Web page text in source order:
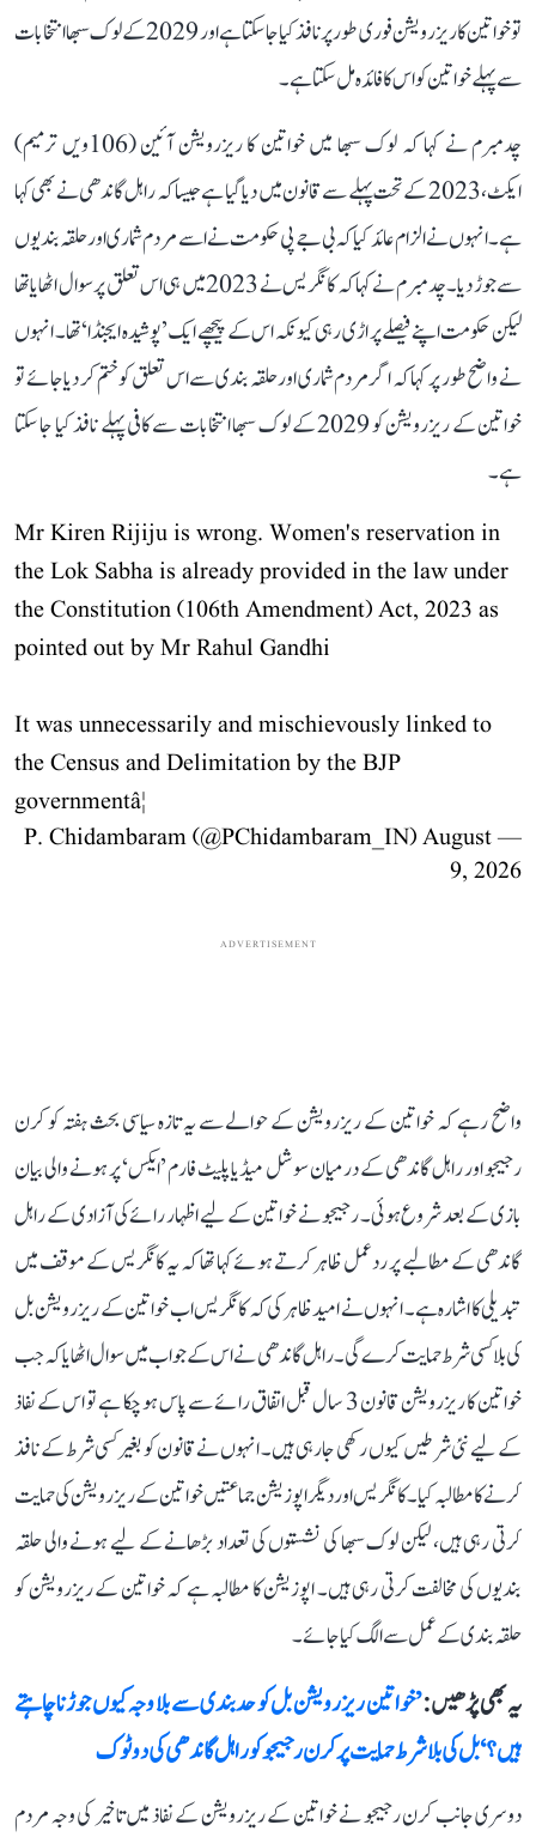
تو خواتین کا ریزرویشن فوری طور پر نافذ کیا جا سکتا ہے اور 2029 کے لوک سبھا انتخابات
سے پہلے خواتین کو اس کا فائدہ مل سکتا ہے۔
چدمبرم نے کہا کہ لوک سبھا میں خواتین کا ریزرویشن آئین (106ویں ترمیم)
ایکٹ، 2023 کے تحت پہلے سے قانون میں دیا گیا ہے جیسا کہ راہل گاندھی نے بھی کہا
ہے۔ انہوں نے الزام عائد کیا کہ بی جے پی حکومت نے اسے مردم شماری اور حلقہ بندیوں
سے جوڑ دیا۔ چدمبرم نے کہا کہ کانگریس نے 2023 میں ہی اس تعلق پر سوال اٹھایا تھا
لیکن حکومت اپنے فیصلے پر اڑی رہی کیونکہ اس کے پیچھے ایک ’پوشیدہ ایجنڈا‘ تھا۔ انہوں
نے واضح طور پر کہا کہ اگر مردم شماری اور حلقہ بندی سے اس تعلق کو ختم کر دیا جائے تو
خواتین کے ریزرویشن کو 2029 کے لوک سبھا انتخابات سے کافی پہلے نافذ کیا جا سکتا
ہے۔
Mr Kiren Rijiju is wrong. Women's reservation in
the Lok Sabha is already provided in the law under
the Constitution (106th Amendment) Act, 2023 as
pointed out by Mr Rahul Gandhi
It was unnecessarily and mischievously linked to
the Census and Delimitation by the BJP
governmentâ¦
— P. Chidambaram (@PChidambaram_IN)
August
9, 2026
ADVERTISEMENT
واضح رہے کہ خواتین کے ریزرویشن کے حوالے سے یہ تازہ سیاسی بحث ہفتہ کو کرن
رجیجو اور راہل گاندھی کے درمیان سوشل میڈیا پلیٹ فارم ’ایکس‘ پر ہونے والی بیان
بازی کے بعد شروع ہوئی۔ رجیجو نے خواتین کے لیے اظہار رائے کی آزادی کے راہل
گاندھی کے مطالبے پر ردعمل ظاہر کرتے ہوئے کہا تھا کہ یہ کانگریس کے موقف میں
تبدیلی کا اشارہ ہے۔ انہوں نے امید ظاہر کی کہ کانگریس اب خواتین کے ریزرویشن بل
کی بلا کسی شرط حمایت کرے گی۔ راہل گاندھی نے اس کے جواب میں سوال اٹھایا کہ جب
خواتین کا ریزرویشن قانون 3 سال قبل اتفاق رائے سے پاس ہو چکا ہے تو اس کے نفاذ
کے لیے نئی شرطیں کیوں رکھی جا رہی ہیں۔ انہوں نے قانون کو بغیر کسی شرط کے نافذ
کرنے کا مطالبہ کیا۔ کانگریس اور دیگر اپوزیشن جماعتیں خواتین کے ریزرویشن کی حمایت
کرتی رہی ہیں، لیکن لوک سبھا کی نشستوں کی تعداد بڑھانے کے لیے ہونے والی حلقہ
بندیوں کی مخالفت کرتی رہی ہیں۔ اپوزیشن کا مطالبہ ہے کہ خواتین کے ریزرویشن کو
حلقہ بندی کے عمل سے الگ کیا جائے۔
یہ بھی پڑھیں :’خواتین ریزرویشن بل کو حدبندی سے بلا وجہ کیوں جوڑنا چاہتے
ہیں؟‘ بل کی بلا شرط حمایت پر کرن رجیجو کو راہل گاندھی کی دوٹوک
دوسری جانب کرن رجیجو نے خواتین کے ریزرویشن کے نفاذ میں تاخیر کی وجہ مردم